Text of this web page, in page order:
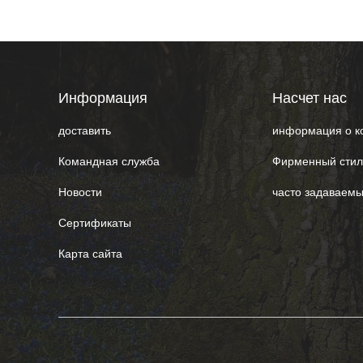
Информация
доставить
Командная служба
Hовости
Сертификаты
Карта сайта
Насчет нас
информация о
Фирменный
часто